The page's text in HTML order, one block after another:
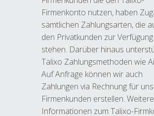
Firmenkonto nutzen, haben
sämtlichen Zahlungsarten, die
den Privatkunden zur Verfügung
stehen. Darüber hinaus
Talixo Zahlungsmethoden wie
Auf Anfrage können wir auch
Zahlungen via Rechnung für
Firmenkunden erstellen. Weitere
Informationen zum Talixo-